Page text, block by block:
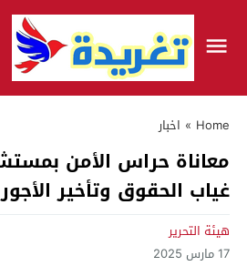
Home
» اخبار
غياب الحقوق وتأخير الأجور
هيئة التحرير
17 مارس 2025